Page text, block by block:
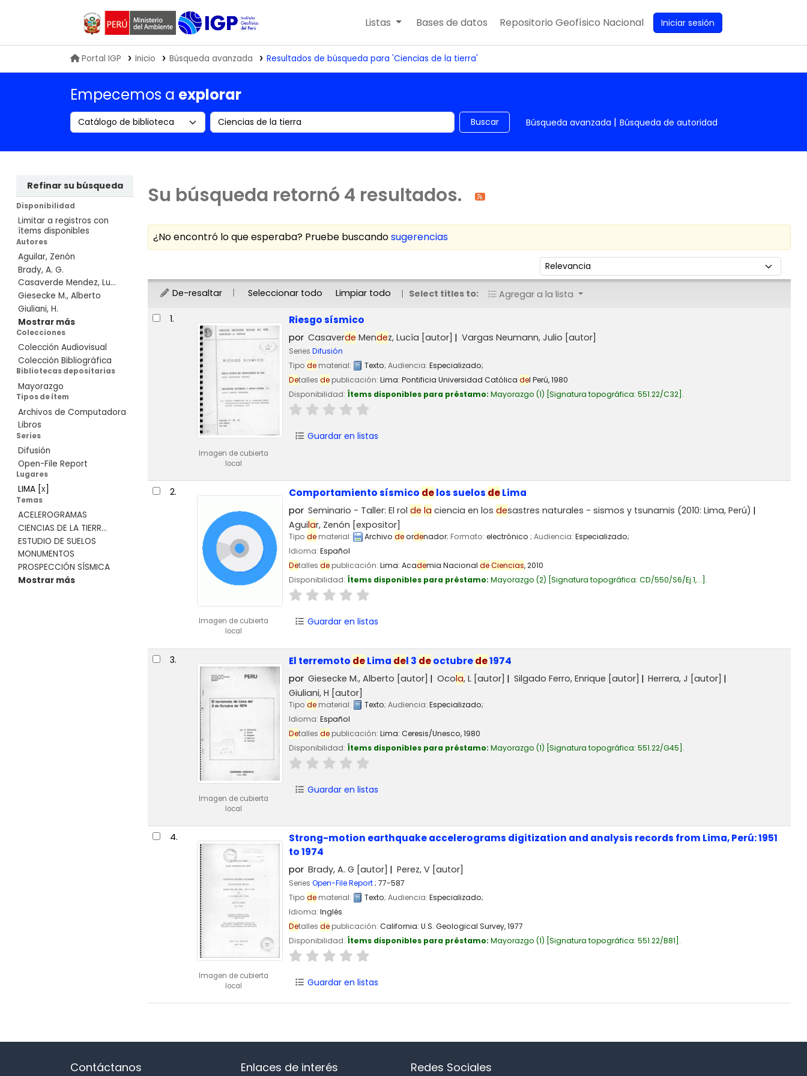
Biblioteca IGP
Listas Bases de datos Repositorio Geofísico Nacional Iniciar sesión
Portal IGP Inicio Búsqueda avanzada Resultados de búsqueda para 'Ciencias de la tierra'
Empecemos a explorar
Search the catalog by: Buscar en el catálogo por palabra clave Buscar Búsqueda avanzada Búsqueda de autoridad
Refinar su búsqueda
Disponibilidad
Limitar a registros con
ítems disponibles
Autores
Aguilar, Zenón
Brady, A. G.
Casaverde Mendez, Lu...
Giesecke M., Alberto
Giuliani, H.
Mostrar más
Colecciones
Colección Audiovisual
Colección Bibliográfica
Bibliotecas depositarias
Mayorazgo
Tipos de ítem
Archivos de Computadora
Libros
Series
Difusión
Open-File Report
Lugares
LIMA[ x]
Temas
ACELEROGRAMAS
CIENCIAS DE LA TIERR...
ESTUDIO DE SUELOS
MONUMENTOS
PROSPECCIÓN SÍSMICA
Mostrar más
Su búsqueda retornó 4 resultados.
¿No encontró lo que esperaba? Pruebe buscandosugerencias
Ordenar por:
De-resaltar Seleccionar todo Limpiar todo Select titles to: Agregar a la lista
Resultados
1.
Imagen de cubierta
local
Riesgo sísmico
por Casaverde Mendez, Lucía [autor] Vargas Neumann, Julio [autor]
Series Difusión
Tipo de material: Texto; Audiencia: Especializado;
Detalles de publicación: Lima: Pontificia Universidad Católica del Perú,1980
Disponibilidad: Ítems disponibles para préstamo: Mayorazgo (1) Signatura topográfica: 551.22/C32 .
Guardar en listas
2.
Imagen de cubierta
local
Comportamiento sísmico delos suelos deLima
por Seminario - Taller: El rolde la ciencia en losdesastres naturales - sismos y tsunamis (2010: Lima, Perú)
Aguilar, Zenón [expositor]
Tipo dematerial: Archivo deordenador; Formato: electrónico ; Audiencia: Especializado;
Idioma: Español
Detalles depublicación: Lima: Academia Nacional deCiencias,2010
Disponibilidad: Ítems disponibles para préstamo: Mayorazgo (2) Signatura topográfica: CD/550/S6/Ej.1, .. .
Guardar en listas
3.
Imagen de cubierta
local
El terremoto deLima del 3 deoctubrede1974
por Giesecke M., Alberto [autor] Ocola, L[autor] Silgado Ferro, Enrique [autor] Herrera, J [autor]
Giuliani, H [autor]
Tipo de material: Texto; Audiencia: Especializado;
Idioma: Español
Detalles de publicación: Lima: Ceresis/Unesco,1980
Disponibilidad: Ítems disponibles para préstamo: Mayorazgo (1) Signatura topográfica: 551.22/G45 .
Guardar en listas
4.
Imagen de cubierta
local
Strong-motion earthquake accelerograms digitization and analysis records from Lima, Perú: 1951
to 1974
por Brady, A. G [autor] Perez, V[autor]
Series Open-File Report; 77-587
Tipo dematerial: Texto; Audiencia: Especializado;
Idioma: Inglés
Detalles depublicación: California: U.S. Geological Survey,1977
Disponibilidad: Ítems disponibles para préstamo: Mayorazgo (1) Signatura topográfica: 551.22/B81 .
Guardar en listas
Contáctanos Enlaces de interés Redes Sociales